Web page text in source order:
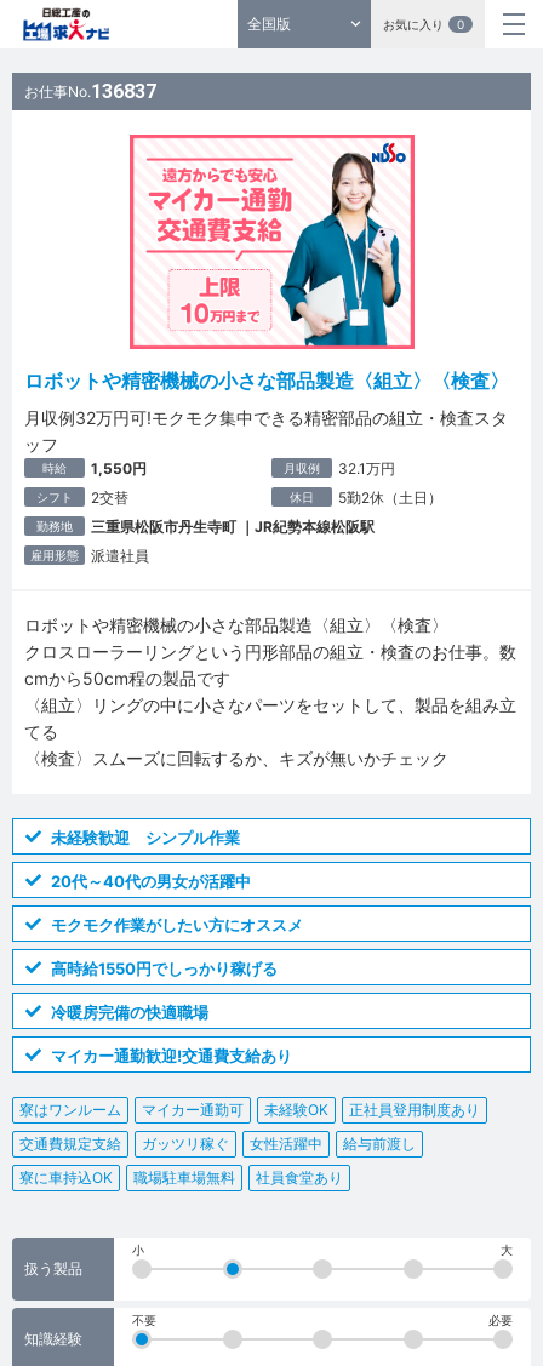
全国版 お気に入り 0
お仕事No.136837
ロボットや精密機械の小さな部品製造〈組立〉〈検査〉
月収例32万円可!モクモク集中できる精密部品の組立・検査スタ
ッフ
時給 1,550円 月収例 32.1万円
シフト 2交替 休日 5勤2休（土日）
勤務地 三重県松阪市丹生寺町 ｜JR紀勢本線松阪駅
雇用形態 派遣社員
ロボットや精密機械の小さな部品製造〈組立〉〈検査〉
クロスローラーリングという円形部品の組立・検査のお仕事。数
cmから50cm程の製品です
〈組立〉リングの中に小さなパーツをセットして、製品を組み立
てる
〈検査〉スムーズに回転するか、キズが無いかチェック
未経験歓迎 シンプル作業
20代～40代の男女が活躍中
モクモク作業がしたい方にオススメ
高時給1550円でしっかり稼げる
冷暖房完備の快適職場
マイカー通勤歓迎!交通費支給あり
寮はワンルーム マイカー通勤可 未経験OK
正社員登用制度あり
交通費規定支給
ガッツリ稼ぐ 女性活躍中
給与前渡し
寮に車持込OK
職場駐車場無料 社員食堂あり
扱う製品
小 大
知識経験
不要 必要